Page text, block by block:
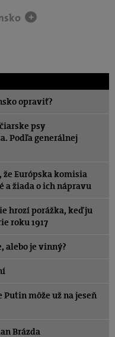
+
opraviť?
psy
Podľa generálnej
Európska komisia
a žiada o ich nápravu
hrozí porážka, keď ju
roku 1917
alebo je vinný?
môže už na jeseň
Brázda